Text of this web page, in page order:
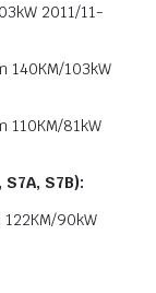
2011/11-
140KM/103kW
110KM/81kW
S7A, S7B):
90kW